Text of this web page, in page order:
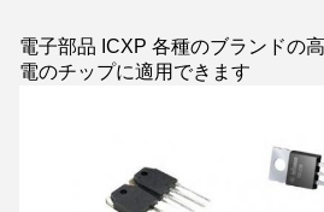
電子部品 ICXP 各種のブランドの
電のチップに適用できます